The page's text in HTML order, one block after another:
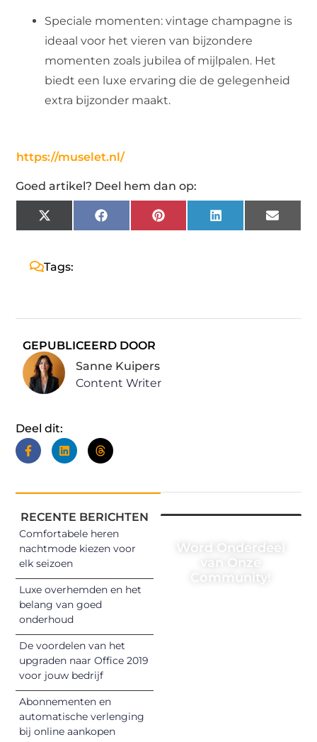
Speciale momenten: vintage champagne is
ideaal voor het vieren van bijzondere
momenten zoals jubilea of mijlpalen. Het
biedt een luxe ervaring die de gelegenheid
extra bijzonder maakt.
https://muselet.nl/
Goed artikel? Deel hem dan op:
X
(Twitter)
FacebookPinterestLinkedIn Email
Tags:
GEPUBLICEERD DOOR
Sanne Kuipers
Content Writer
Deel dit:
RECENTE BERICHTEN
Comfortabele heren
nachtmode kiezen voor
elk seizoen
Luxe overhemden en het
belang van goed
onderhoud
De voordelen van het
upgraden naar Office 2019
voor jouw bedrijf
Abonnementen en
automatische verlenging
bij online aankopen
Word Onderdeel
van Onze
Community!